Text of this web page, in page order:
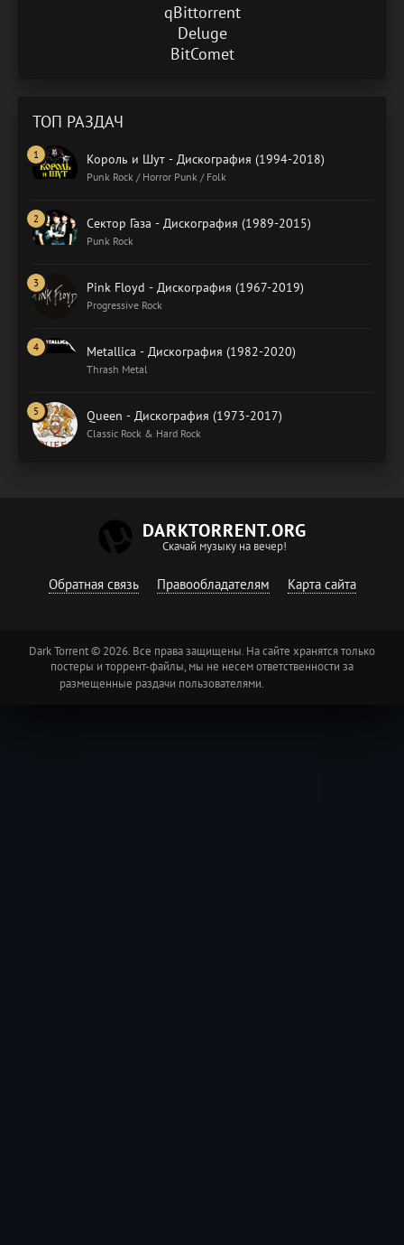
qBittorrent
Deluge
BitComet
ТОП РАЗДАЧ
Король и Шут - Дискография (1994-2018)
Punk Rock / Horror Punk / Folk
Сектор Газа - Дискография (1989-2015)
Punk Rock
Pink Floyd - Дискография (1967-2019)
Progressive Rock
Metallica - Дискография (1982-2020)
Thrash Metal
Queen - Дискография (1973-2017)
Classic Rock & Hard Rock
DARKTORRENT.ORG
Скачай музыку на вечер!
Обратная связь Правообладателям Карта сайта
Dark Torrent © 2026. Все права защищены. На сайте хранятся только
постеры и торрент-файлы, мы не несем ответственности за
размещенные раздачи пользователями.